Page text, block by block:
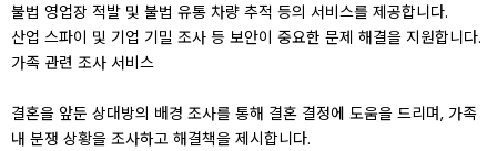
불법 영업장 적발 및 불법 유통 차량 추적 등의 서비스를 제공합니다.
산업 스파이 및 기업 기밀 조사 등 보안이 중요한 문제 해결을 지원합니다.
가족 관련 조사 서비스
결혼을 앞둔 상대방의 배경 조사를 통해 결혼 결정에 도움을 드리며, 가족
내 분쟁 상황을 조사하고 해결책을 제시합니다.